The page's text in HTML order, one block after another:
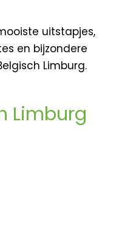
uitstapjes,
en bijzondere
Limburg.
Limburg